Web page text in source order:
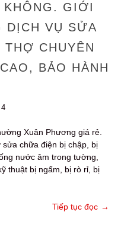
GIỚI
DỊCH VỤ SỬA
CHUYÊN
BẢO HÀNH
Xuân Phương giá rẻ.
chữa điện bị chập, bị
nước âm trong tường,
thuật bị ngấm, bị rò rỉ, bị
Tiếp tục đọc →